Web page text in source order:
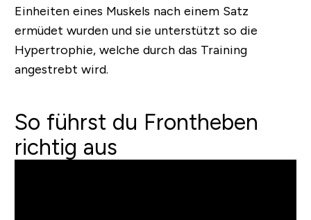
Einheiten eines Muskels nach einem Satz
ermüdet wurden und sie unterstützt so die
Hypertrophie, welche durch das Training
angestrebt wird.
So führst du Frontheben
richtig aus